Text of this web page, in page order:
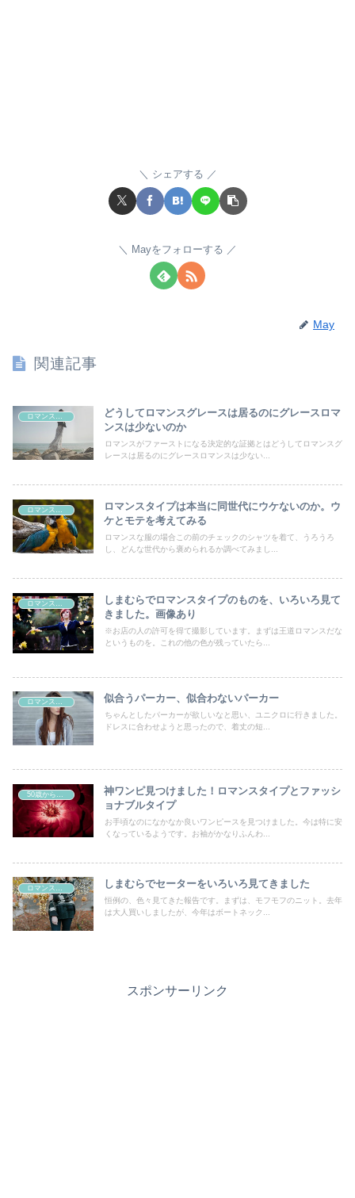
シェアする
Mayをフォローする
May
関連記事
ロマンスタイプ
どうしてロマンスグレースは居るのにグレースロマ
ンスは少ないのか
ロマンスがファーストになる決定的な証拠とはどうしてロマンスグ
レースは居るのにグレースロマンスは少ない...
ロマンスタイプ
ロマンスタイプは本当に同世代にウケないのか。ウ
ケとモテを考えてみる
ロマンスな服の場合この前のチェックのシャツを着て、うろうろ
し、どんな世代から褒められるか調べてみまし...
ロマンスタイプ
しまむらでロマンスタイプのものを、いろいろ見て
きました。画像あり
※お店の人の許可を得て撮影しています。まずは王道ロマンスだな
というものを。これの他の色が残っていたら...
ロマンスタイプ 似合うパーカー、似合わないパーカー
ちゃんとしたパーカーが欲しいなと思い、ユニクロに行きました。
ドレスに合わせようと思ったので、着丈の短...
神ワンピ見つけました！ロマンスタイプとファッシ
ョナブルタイプ
お手頃なのになかなか良いワンピースを見つけました。今は特に安
くなっているようです。お袖がかなりふんわ...
しまむらでセーターをいろいろ見てきました
恒例の、色々見てきた報告です。まずは、モフモフのニット。去年
は大人買いしましたが、今年はボートネック...
スポンサーリンク